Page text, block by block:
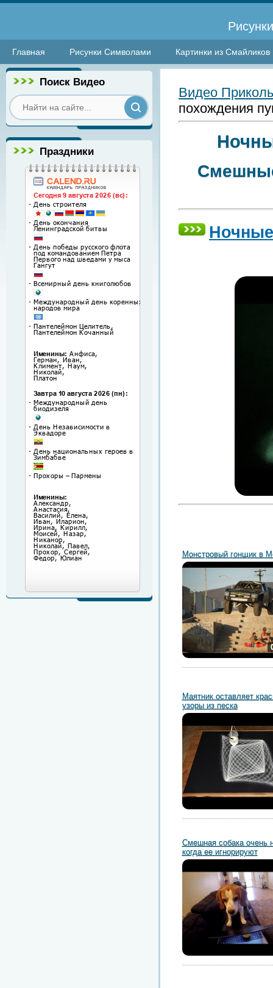
Главная Рисунки Символами Картинки из Смайликов
Поиск Видео
Праздники
Видео
похождения
Монстровый гонщик в
Маятник оставляет
узоры из песка
Смешная собака очень
когда ее игнорируют